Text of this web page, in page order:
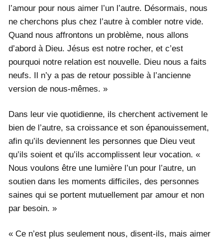
l’amour pour nous aimer l’un l’autre. Désormais, nous
ne cherchons plus chez l’autre à combler notre vide.
Quand nous affrontons un problème, nous allons
d’abord à Dieu. Jésus est notre rocher, et c’est
pourquoi notre relation est nouvelle. Dieu nous a faits
neufs. Il n’y a pas de retour possible à l’ancienne
version de nous-mêmes. »
Dans leur vie quotidienne, ils cherchent activement le
bien de l’autre, sa croissance et son épanouissement,
afin qu’ils deviennent les personnes que Dieu veut
qu’ils soient et qu’ils accomplissent leur vocation. «
Nous voulons être une lumière l’un pour l’autre, un
soutien dans les moments difficiles, des personnes
saines qui se portent mutuellement par amour et non
par besoin. »
« Ce n’est plus seulement nous, disent-ils, mais aimer